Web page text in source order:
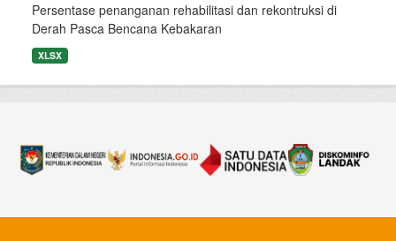
Persentase penanganan rehabilitasi dan rekontruksi di
Derah Pasca Bencana Kebakaran
XLSX